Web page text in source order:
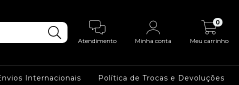
Atendimento Minha conta Meu carrinho
0
Internacionais Política de Trocas e Devoluções